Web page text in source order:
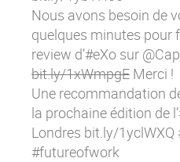
Nous avons besoin de
quelques minutes pour
review d’#eXo sur
bit.ly/1xWmpgE Merci !
Une recommandation
la prochaine édition de
Londres bit.ly/1yclWXQ
#futureofwork